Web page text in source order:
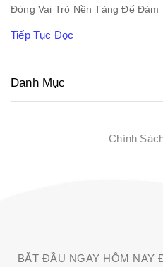
Đóng Vai Trò Nền Tảng Để Đảm
Tiếp Tục Đọc
Danh Mục
Chính
BẮT ĐẦU NGAY HÔM NAY